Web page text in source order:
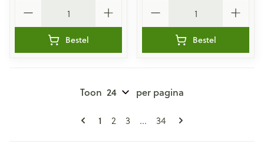
Bestel Bestel
Pagina's
U lees momenteel pagina
1 Pagina
2 Pagina
3 ... Pagina
34
Toon per pagina